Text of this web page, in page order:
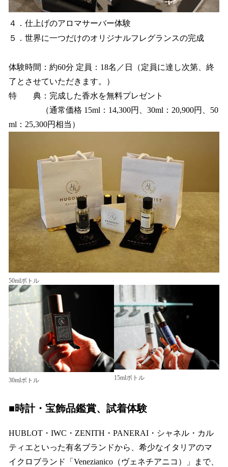
４．仕上げのアロマサーバー体験
５．世界に一つだけのオリジナルフレグランスの完成
体験時間：約60分 定員：18名／日（定員に達し次第、終
了とさせていただきます。）
特 典：完成した香水を無料プレゼント
（通常価格 15ml：14,300円、30ml：20,900円、50
ml：25,300円相当）
50mlボトル
30mlボトル 15mlボトル
■時計・宝飾品鑑賞、試着体験
HUBLOT・IWC・ZENITH・PANERAI・シャネル・カル
ティエといった有名ブランドから、希少なイタリアのマ
イクロブランド「Venezianico（ヴェネチアニコ）」まで、